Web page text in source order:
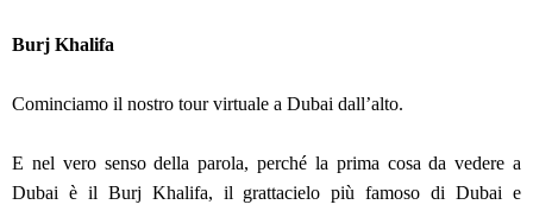
Burj Khalifa
Cominciamo il nostro tour virtuale a Dubai dall’alto.
E nel vero senso della parola, perché la prima cosa da vedere a
Dubai è il Burj Khalifa, il grattacielo più famoso di Dubai e